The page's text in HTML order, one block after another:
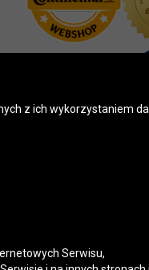
z ich wykorzystaniem
Serwisu,